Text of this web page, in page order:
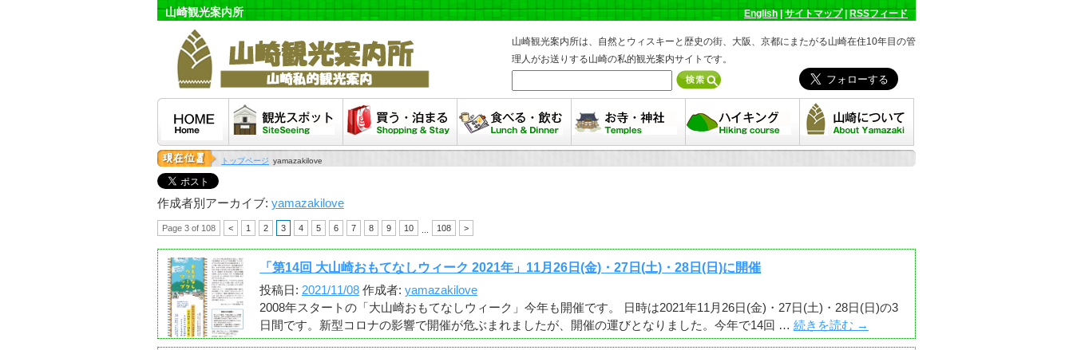
山崎観光案内所 English |サイトマップ|RSSフィード
山崎観光案内所は、自然とウィスキーと歴史の街、大阪、京都にまたがる山崎在住10年目の管
理人がお送りする山崎の私的観光案内サイトです。
観光スポット 泊まる・買う 山崎について
トップページ yamazakilove
作成者別アーカイブ: yamazakilove
Page 3 of 108 < 1 2 3 4 5 6 7 8 9 10 108 >
「第14回 大山崎おもてなしウィーク 2021年」11月26日(金)・27日(土)・28日(日)に開催
投稿日: 2021/11/08 作成者: yamazakilove
2008年スタートの「大山崎おもてなしウィーク」今年も開催です。 日時は2021年11月26日(金)・27日(土)・28日(日)の3
日間です。新型コロナの影響で開催が危ぶまれましたが、開催の運びとなりました。今年で14回 … 続きを読む →